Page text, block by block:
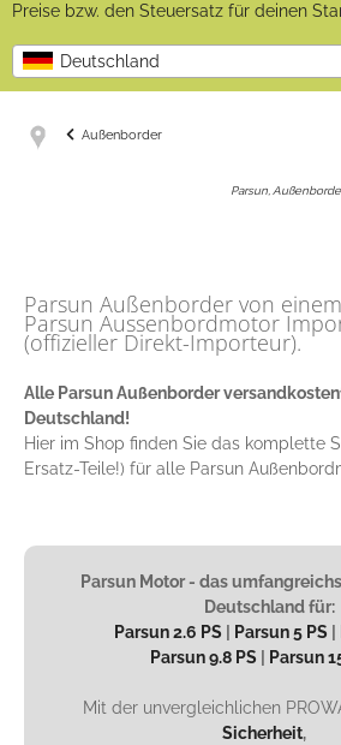
Preise bzw. den Steuersatz für deinen
Deutschland
Außenborder
Parsun,
Parsun Außenborder von
Parsun Aussenbordmotor
(offizieller Direkt-Importeur).
Alle Parsun Außenborder
Deutschland!
Hier im Shop finden Sie das komplette
Ersatz-Teile!) für alle Parsun
Parsun Motor - das
Deutschland für:
Parsun 2.6 PS
Parsun 5 PS
Parsun 9.8 PS
Parsun
Mit der unvergleichlichen
Sicherheit,